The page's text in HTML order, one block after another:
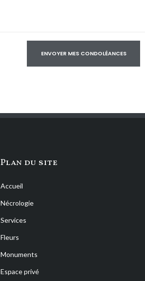
Plan du site
Accueil
Nécrologie
Services
Fleurs
Monuments
Espace privé